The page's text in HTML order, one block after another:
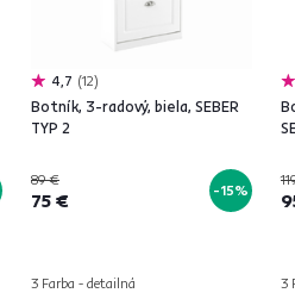
4,7 12
Botník, 3-radový, biela, SEBER
TYP 2
89 €
75 € -15%
3 Farba - detailná 3